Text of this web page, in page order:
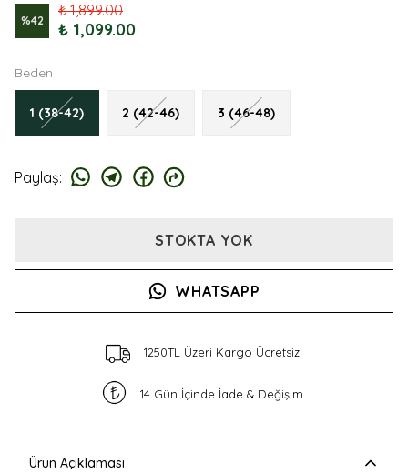
%42
₺ 1,899.00
₺ 1,099.00
Beden
1 (38-42) 2 (42-46) 3 (46-48)
Paylaş:
STOKTA YOK
WHATSAPP
1250TL Üzeri Kargo Ücretsiz
14 Gün İçinde İade & Değişim
Ürün Açıklaması